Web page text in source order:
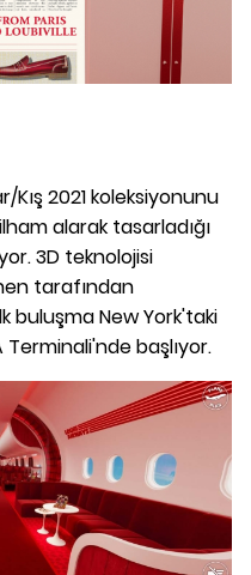
2021 koleksiyonunu
alarak tasarladığı
3D teknolojisi
tarafından
buluşma New York'taki
Terminali'nde başlıyor.